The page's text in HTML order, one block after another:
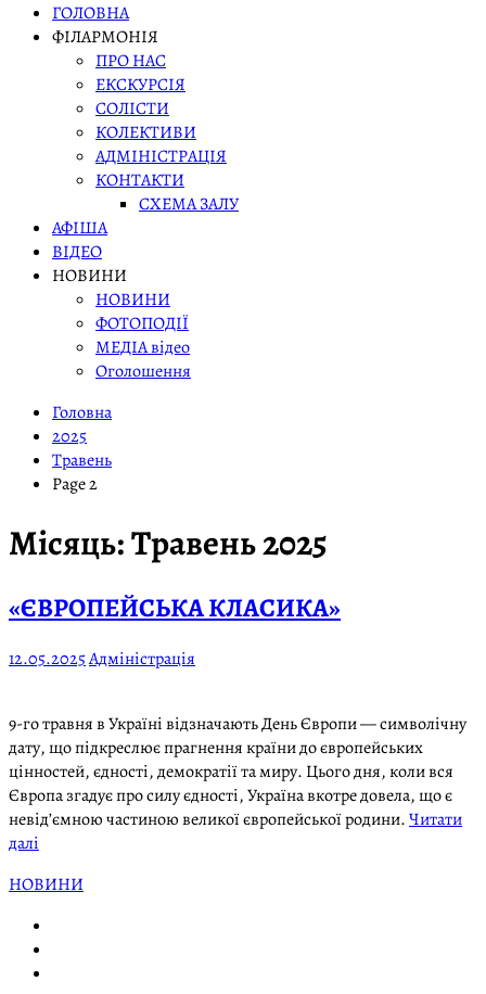
ГОЛОВНА
ФІЛАРМОНІЯ
ПРО НАС
ЕКСКУРСІЯ
СОЛІСТИ
КОЛЕКТИВИ
АДМІНІСТРАЦІЯ
КОНТАКТИ
СХЕМА ЗАЛУ
АФІША
ВІДЕО
НОВИНИ
НОВИНИ
ФОТОПОДІЇ
МЕДІА відео
Оголошення
Головна
2025
Травень
Page 2
Місяць:Травень 2025
«ЄВРОПЕЙСЬКА КЛАСИКА»
12.05.2025Адміністрація
9-го травня в Україні відзначають День Європи — символічну
дату, що підкреслює прагнення країни до європейських
цінностей, єдності, демократії та миру. Цього дня, коли вся
Європа згадує про силу єдності, Україна вкотре довела, що є
невід’ємною частиною великої європейської родини.Читати
далі
НОВИНИ